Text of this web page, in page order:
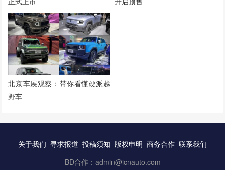
北京车展观察：带你看懂硬派越
野车
关于我们 寻求报道 投稿须知 版权申明 商务合作 联系我们
BD合作：admin@icnauto.com